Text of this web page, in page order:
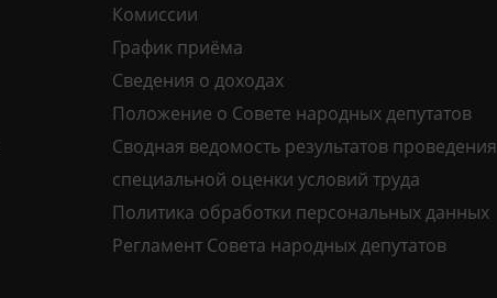
Комиссии
График приёма
Сведения о доходах
Положение о Совете народных депутатов
Сводная ведомость результатов проведения
специальной оценки условий труда
Политика обработки персональных данных
Регламент Совета народных депутатов